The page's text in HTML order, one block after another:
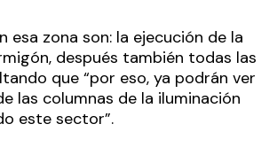
esa zona son: la ejecución de la
después también todas las
que “por eso, ya podrán ver
las columnas de la iluminación
este sector”.